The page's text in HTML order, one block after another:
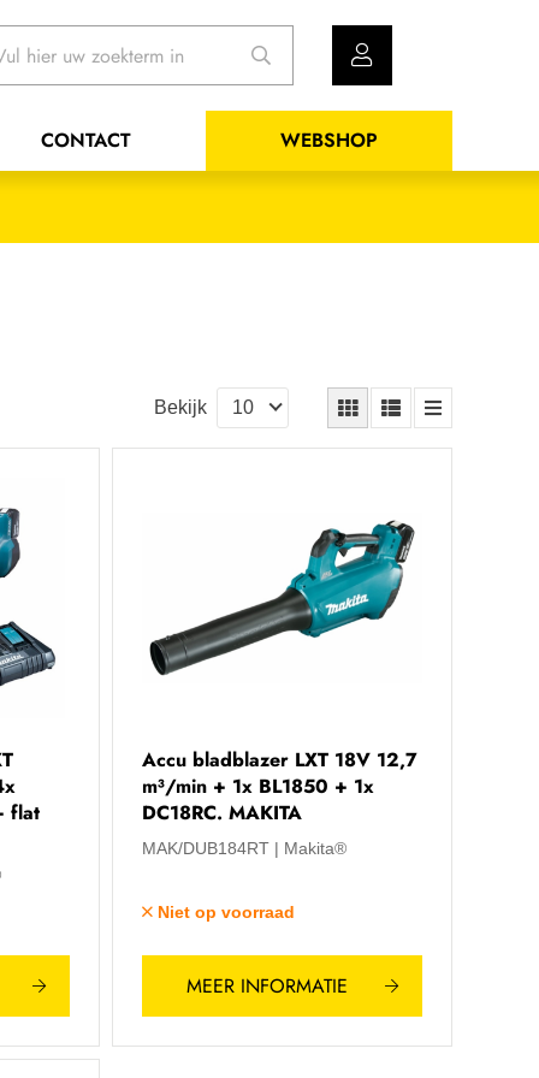
CONTACT WEBSHOP
Bekijk
flat
Accu bladblazer LXT 18V 12,7
m³/min + 1x BL1850 + 1x
DC18RC. MAKITA
MAK/DUB184RT Makita®
Niet op voorraad
MEER INFORMATIE